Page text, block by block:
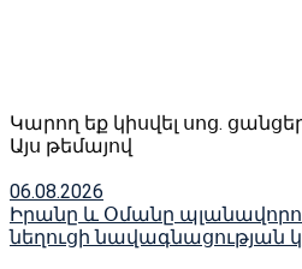
Կարող եք կիսվել սոց․
Այս թեմայով
06.08.2026
Իրանը և Օմանը
նեղուցի նավագնացության